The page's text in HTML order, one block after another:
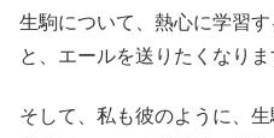
生駒について、熱心に学習
と、エールを送りたくなりま
そして、私も彼のように、